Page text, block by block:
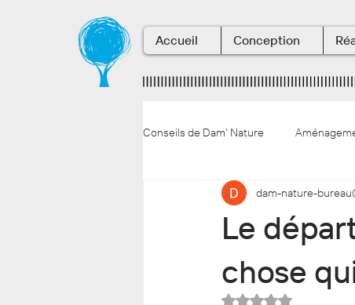
Accueil Conception
Conseils de Dam' Nature
La vie en entreprise Conseils
Le
chose
dam-nature-
Noté NaN étoiles